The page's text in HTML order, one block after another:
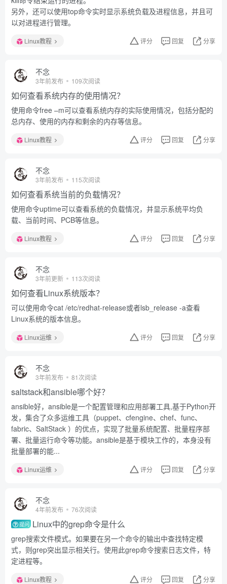
另外，还可以使用top命令实时显示系统负载及进程信息，并且可
以对进程进行管理。
Linux教程 评分 回复 分享
不念
3年前发布 109次阅读
如何查看系统内存的使用情况？
使用命令free –m可以查看系统内存的实际使用情况，包括分配的
总内存、使用的内存和剩余的内存等信息。
Linux教程 评分 回复 分享
不念
3年前发布 115次阅读
如何查看系统当前的负载情况？
使用命令uptime可以查看系统的负载情况，并显示系统平均负
载、当前时间、PCB等信息。
Linux教程 评分 回复 分享
不念
3年前更新 113次阅读
如何查看Linux系统版本？
可以使用命令cat /etc/redhat-release或者lsb_release -a查看
Linux系统的版本信息。
Linux运维 评分 回复 分享
不念
3年前发布 81次阅读
saltstack和ansible哪个好？
ansible好，ansible是一个配置管理和应用部署工具,基于Python开
发，集合了众多运维工具（puppet、cfengine、chef、func、
fabric、SaltStack ）的优点，实现了批量系统配置、批量程序部
署、批量运行命令等功能。ansible是基于模块工作的，本身没有
批量部署的能...
Linux运维 评分 回复 分享
不念
4年前发布 76次阅读
提问 Linux中的grep命令是什么
grep搜索文件模式。如果要在另一个命令的输出中查找特定模
式，则grep突出显示相关行。使用此grep命令搜索日志文件，特
定进程等。
Linux教程 评分 回复 分享